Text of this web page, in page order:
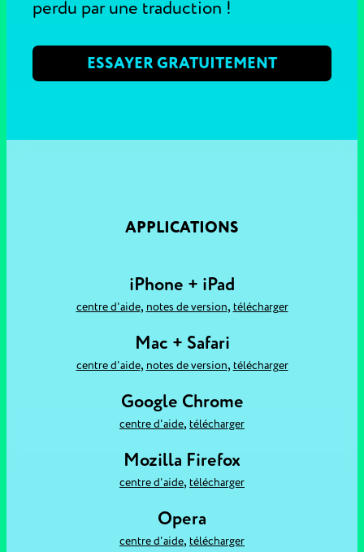
perdu par une traduction !
ESSAYER GRATUITEMENT
APPLICATIONS
iPhone + iPad
centre d'aide, notes de version, télécharger
Mac + Safari
centre d'aide, notes de version, télécharger
Google Chrome
centre d'aide, télécharger
Mozilla Firefox
centre d'aide, télécharger
Opera
centre d'aide, télécharger